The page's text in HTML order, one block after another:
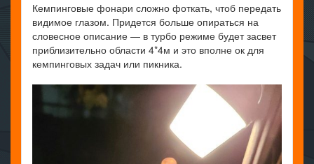
Кемпинговые фонари сложно фоткать, чтоб передать
видимое глазом. Придется больше опираться на
словесное описание — в турбо режиме будет засвет
приблизительно области 4*4м и это вполне ок для
кемпинговых задач или пикника.